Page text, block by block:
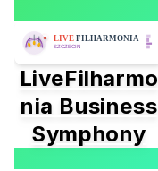
LiveFilharmo
nia Business
Symphony